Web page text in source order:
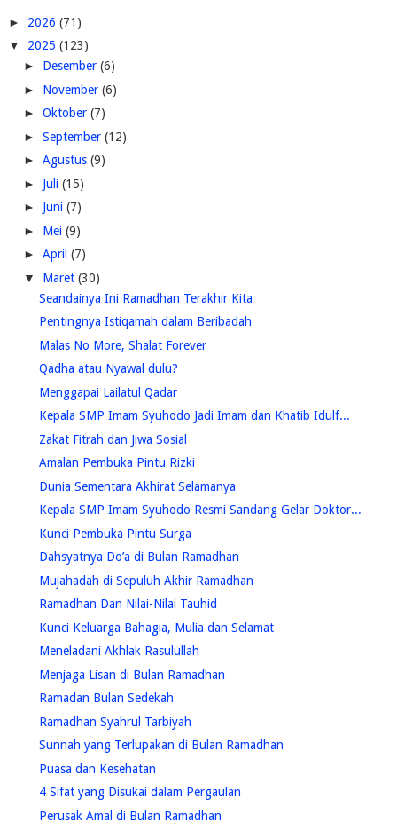
► 2026 (71)
▼ 2025 (123)
► Desember (6)
► November (6)
► Oktober (7)
► September (12)
► Agustus (9)
► Juli (15)
► Juni (7)
► Mei (9)
► April (7)
▼ Maret (30)
Seandainya Ini Ramadhan Terakhir Kita
Pentingnya Istiqamah dalam Beribadah
Malas No More, Shalat Forever
Qadha atau Nyawal dulu?
Menggapai Lailatul Qadar
Kepala SMP Imam Syuhodo Jadi Imam dan Khatib Idulf...
Zakat Fitrah dan Jiwa Sosial
Amalan Pembuka Pintu Rizki
Dunia Sementara Akhirat Selamanya
Kepala SMP Imam Syuhodo Resmi Sandang Gelar Doktor...
Kunci Pembuka Pintu Surga
Dahsyatnya Do’a di Bulan Ramadhan
Mujahadah di Sepuluh Akhir Ramadhan
Ramadhan Dan Nilai-Nilai Tauhid
Kunci Keluarga Bahagia, Mulia dan Selamat
Meneladani Akhlak Rasulullah
Menjaga Lisan di Bulan Ramadhan
Ramadan Bulan Sedekah
Ramadhan Syahrul Tarbiyah
Sunnah yang Terlupakan di Bulan Ramadhan
Puasa dan Kesehatan
4 Sifat yang Disukai dalam Pergaulan
Perusak Amal di Bulan Ramadhan